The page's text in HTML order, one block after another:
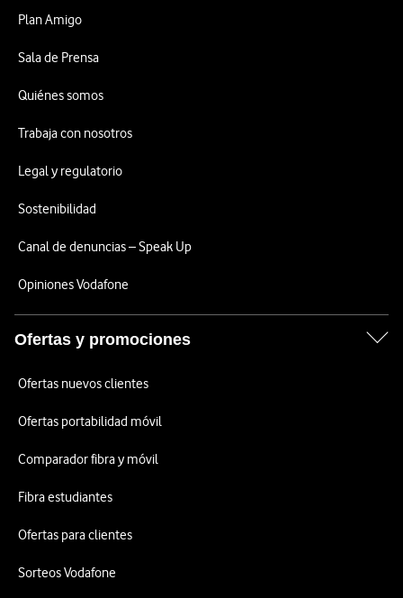
Plan Amigo
Sala de Prensa
Quiénes somos
Trabaja con nosotros
Legal y regulatorio
Sostenibilidad
Canal de denuncias – Speak Up
Opiniones Vodafone
Ofertas y promociones
Ofertas nuevos clientes
Ofertas portabilidad móvil
Comparador fibra y móvil
Fibra estudiantes
Ofertas para clientes
Sorteos Vodafone